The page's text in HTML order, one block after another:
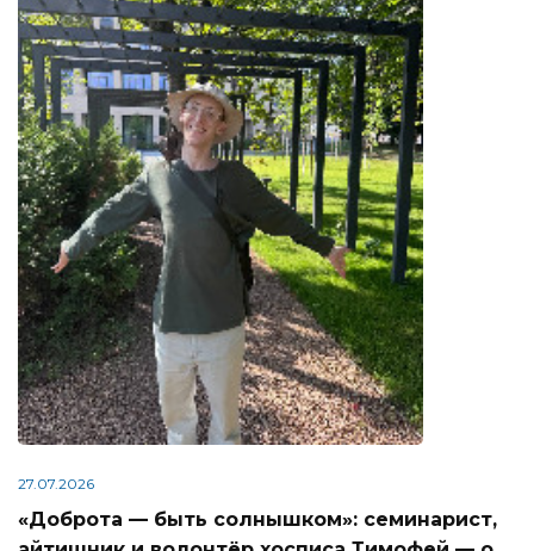
27.07.2026
«Доброта — быть солнышком»: семинарист,